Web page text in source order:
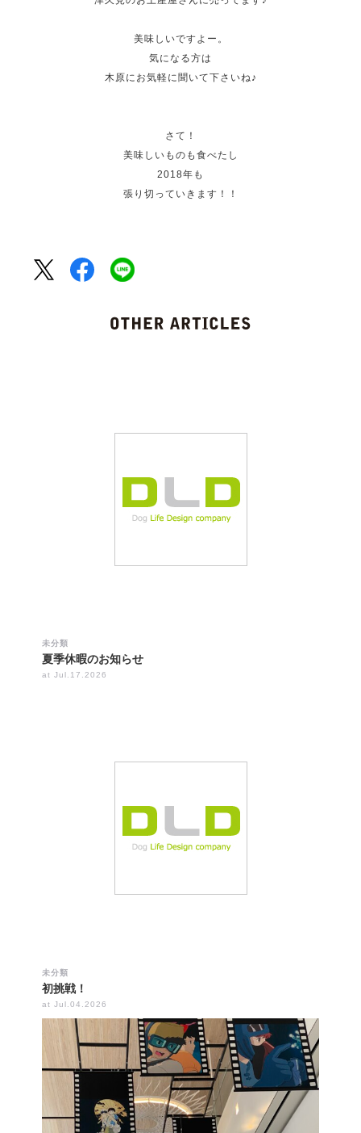
美味しいですよー。
気になる方は
木原にお気軽に聞いて下さいね♪
さて！
美味しいものも食べたし
2018年も
張り切っていきます！！
未分類
夏季休暇のお知らせ
at Jul.17.2026
未分類
初挑戦！
at Jul.04.2026